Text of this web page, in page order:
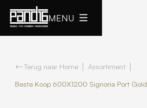
MENU
Terug naar Home
Assortiment
Beste Koop 600X1200 Signoria Port Gold